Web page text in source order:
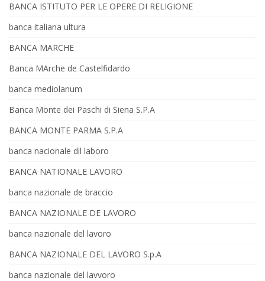
BANCA ISTITUTO PER LE OPERE DI RELIGIONE
banca italiana ultura
BANCA MARCHE
Banca MArche de Castelfidardo
banca mediolanum
Banca Monte dei Paschi di Siena S.P.A
BANCA MONTE PARMA S.P.A
banca nacionale dil laboro
BANCA NATIONALE LAVORO
banca nazionale de braccio
BANCA NAZIONALE DE LAVORO
banca nazionale del lavoro
BANCA NAZIONALE DEL LAVORO S.p.A
banca nazionale del lavvoro